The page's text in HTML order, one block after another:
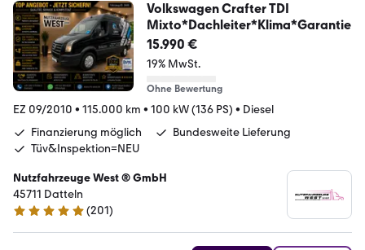
Volkswagen Crafter TDI
Mixto*Dachleiter*Klima*Garantie
15.990 €
19% MwSt.
Ohne Bewertung
EZ 09/2010 • 115.000 km • 100 kW (136 PS) • Diesel
Finanzierung möglich
Bundesweite Lieferung
Tüv&Inspektion=NEU
Nutzfahrzeuge West ® GmbH
45711 Datteln
4.9 Sterne
(201)